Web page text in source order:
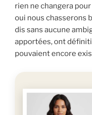
rien ne changera
oui nous chasserons
dis sans aucune
apportées, ont
pouvaient encore